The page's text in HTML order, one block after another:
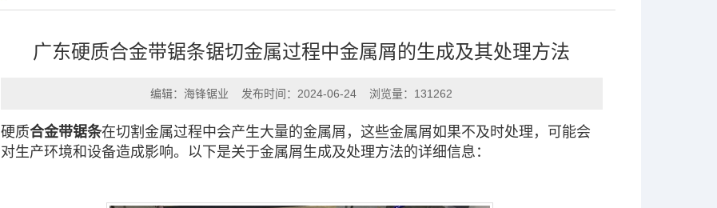
广东硬质合金带锯条锯切金属过程中金属屑的生成及其处理方法
编辑：海锋锯业 发布时间：2024-06-24 浏览量：131262
硬质合金带锯条在切割金属过程中会产生大量的金属屑，这些金属屑如果不及时处理，可能会
对生产环境和设备造成影响。以下是关于金属屑生成及处理方法的详细信息：